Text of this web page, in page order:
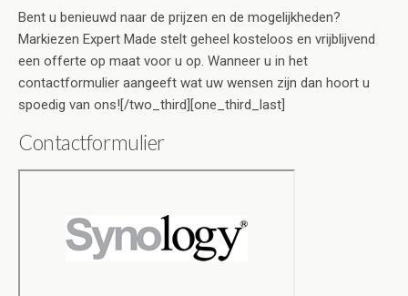
Bent u benieuwd naar de prijzen en de mogelijkheden?
Markiezen Expert Made stelt geheel kosteloos en vrijblijvend
een offerte op maat voor u op. Wanneer u in het
contactformulier aangeeft wat uw wensen zijn dan hoort u
spoedig van ons![/two_third][one_third_last]
Contactformulier